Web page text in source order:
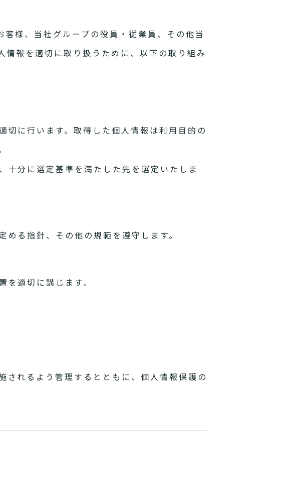
客様、当社グループの役員・従業員、その他当
報を適切に取り扱うために、以下の取り組み
に行います。取得した個人情報は利用目的の
十分に選定基準を満たした先を選定いたしま
る指針、その他の規範を遵守します。
適切に講じます。
されるよう管理するとともに、個人情報保護の